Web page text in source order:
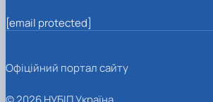
[email protected]
Офіційний портал сайту